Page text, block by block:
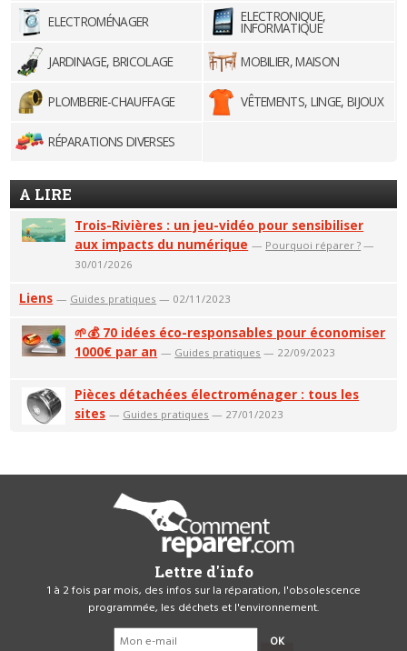
ELECTROMÉNAGER ELECTRONIQUE,
INFORMATIQUE
JARDINAGE, BRICOLAGE
MOBILIER, MAISON
PLOMBERIE-CHAUFFAGE VÊTEMENTS, LINGE, BIJOUX
RÉPARATIONS DIVERSES
A LIRE
Trois-Rivières : un jeu-vidéo pour sensibiliser
aux impacts du numérique — Pourquoi réparer ? —
30/01/2026
Liens — Guides pratiques — 02/11/2023
🌱💰 70 idées éco-responsables pour économiser
1000€ par an — Guides pratiques — 22/09/2023
Pièces détachées électroménager : tous les
sites — Guides pratiques — 27/01/2023
Lettre d'info
1 à 2 fois par mois, des infos sur la réparation, l'obsolescence
programmée, les déchets et l'environnement.
OK